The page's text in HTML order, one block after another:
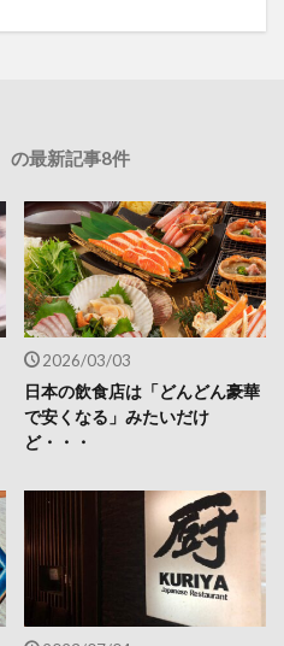
の最新記事8件
2026/03/03
日本の飲食店は「どんどん豪華
で安くなる」みたいだけ
ど・・・